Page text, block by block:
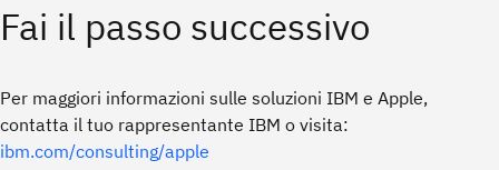
Fai il passo successivo
Per maggiori informazioni sulle soluzioni IBM e Apple,
contatta il tuo rappresentante IBM o visita:
ibm.com/consulting/apple